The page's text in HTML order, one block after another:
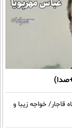
خواجه زیبا و